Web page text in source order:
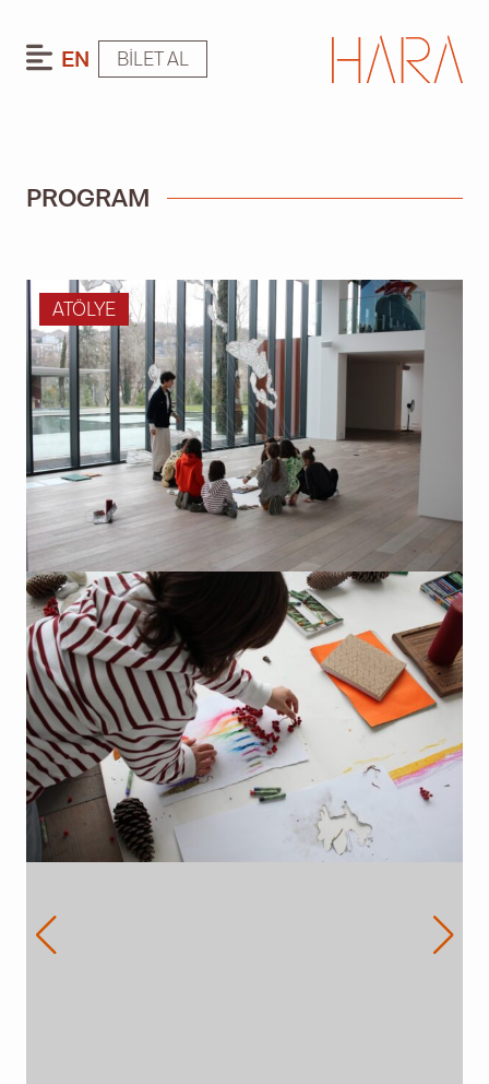
EN BILET AL
PROGRAM
ATÖLYE